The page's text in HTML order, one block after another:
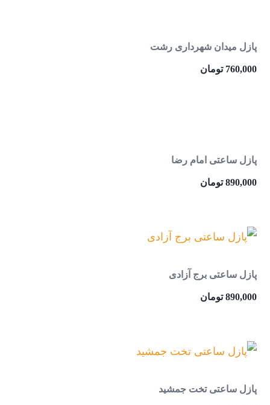
پازل میدان شهرداری رشت
760,000 تومان
پازل ساعتی امام رضا
890,000 تومان
پازل ساعتی برج آزادی
890,000 تومان
پازل ساعتی تخت جمشید